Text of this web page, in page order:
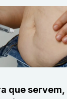
que